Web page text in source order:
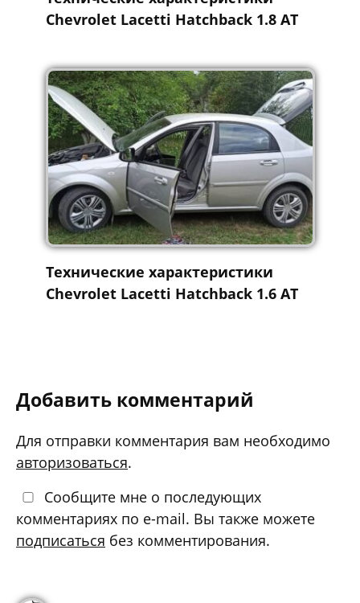
Chevrolet Lacetti Hatchback 1.8 AT
Добавить комментарий
авторизоваться.
Сообщите мне о последующих